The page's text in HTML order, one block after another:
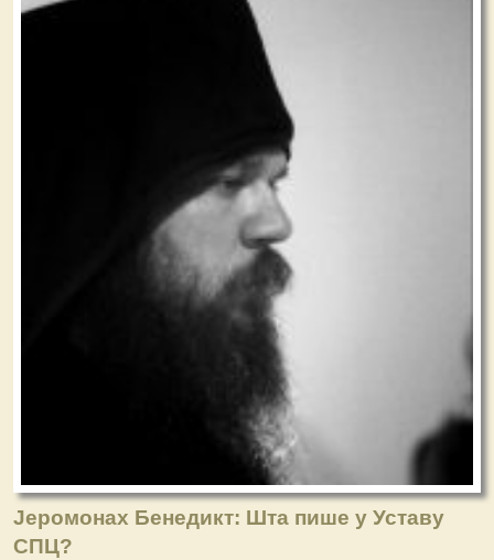
Јеромонах Бенедикт: Шта пише у Уставу
СПЦ?